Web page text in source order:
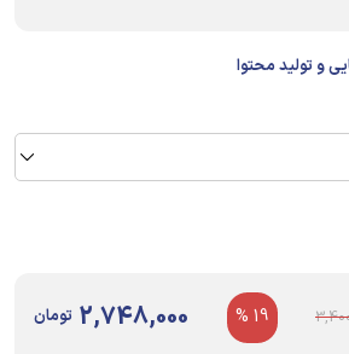
و تولید محتوا
19 %
2,748,000 تومان